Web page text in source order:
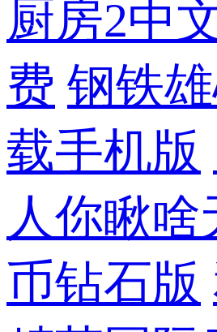
厨房2中
费 钢铁
载手机版
人你瞅啥
币钻石版